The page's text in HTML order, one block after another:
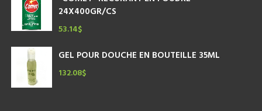
24X400GR/CS
53.14$
GEL POUR DOUCHE EN BOUTEILLE 35ML
132.08$